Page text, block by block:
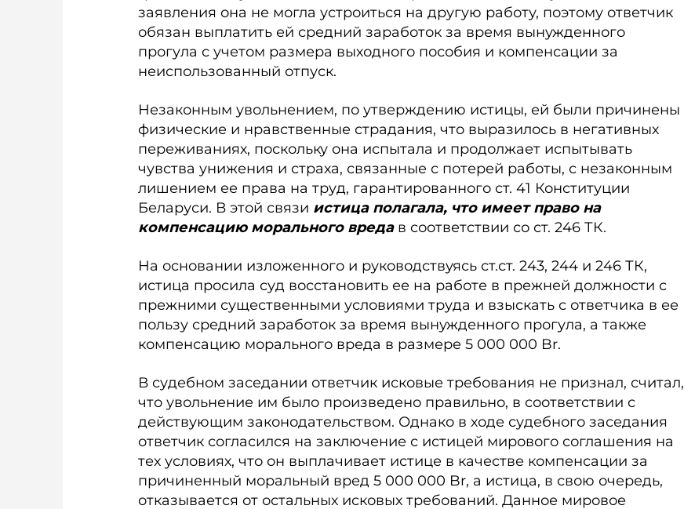
заявления она не могла устроиться на другую работу, поэтому ответчик
обязан выплатить ей средний заработок за время вынужденного
прогула с учетом размера выходного пособия и компенсации за
неиспользованный отпуск.
Незаконным увольнением, по утверждению истицы, ей были причинены
физические и нравственные страдания, что выразилось в негативных
переживаниях, поскольку она испытала и продолжает испытывать
чувства унижения и страха, связанные с потерей работы, с незаконным
лишением ее права на труд, гарантированного ст. 41 Конституции
Беларуси. В этой связи истица полагала, что имеет право на
компенсацию морального вредав соответствии со ст. 246 ТК.
На основании изложенного и руководствуясь ст.ст. 243, 244 и 246 ТК,
истица просила суд восстановить ее на работе в прежней должности с
прежними существенными условиями труда и взыскать с ответчика в ее
пользу средний заработок за время вынужденного прогула, а также
компенсацию морального вреда в размере 5 000 000 Br.
В судебном заседании ответчик исковые требования не признал, считал,
что увольнение им было произведено правильно, в соответствии с
действующим законодательством. Однако в ходе судебного заседания
ответчик согласился на заключение с истицей мирового соглашения на
тех условиях, что он выплачивает истице в качестве компенсации за
причиненный моральный вред 5 000 000 Br, а истица, в свою очередь,
отказывается от остальных исковых требований. Данное мировое